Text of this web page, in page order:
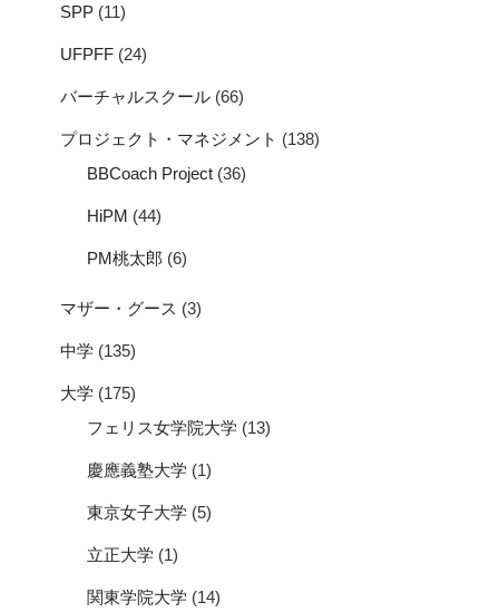
SPP (11)
UFPFF (24)
バーチャルスクール (66)
プロジェクト・マネジメント (138)
BBCoach Project (36)
HiPM (44)
PM桃太郎 (6)
マザー・グース (3)
中学 (135)
大学 (175)
フェリス女学院大学 (13)
慶應義塾大学 (1)
東京女子大学 (5)
立正大学 (1)
関東学院大学 (14)